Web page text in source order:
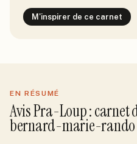
M'inspirer de ce carnet
EN RÉSUMÉ
AvisPra-Loup: carnet
bernard-marie-rando